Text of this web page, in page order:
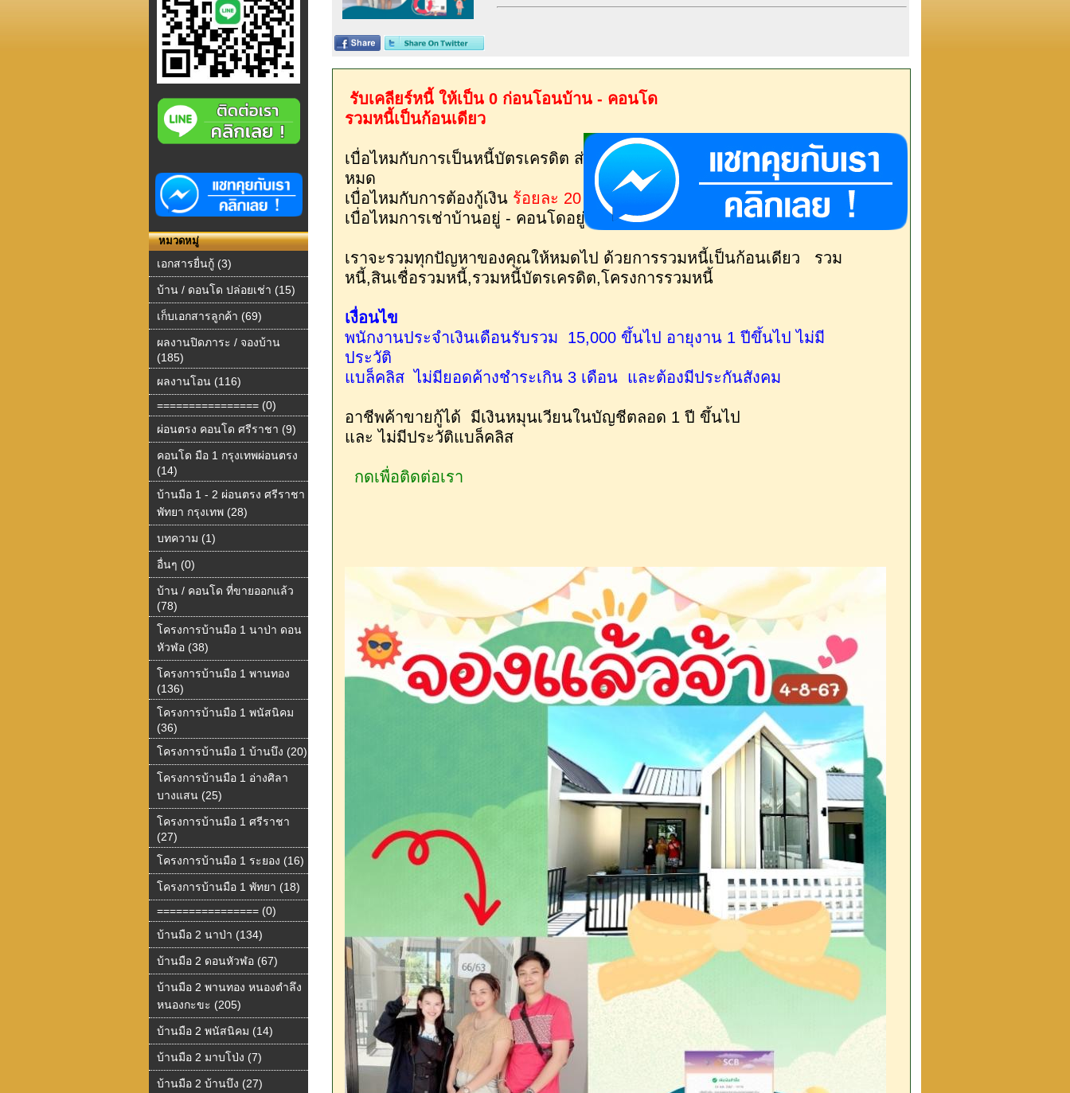
หมวดหมู่
เอกสารยื่นกู้ (3)
บ้าน / ดอนโด ปล่อยเช่า (15)
เก็บเอกสารลูกค้า (69)
ผลงานปิดภาระ / จองบ้าน
(185)
ผลงานโอน (116)
================ (0)
ผ่อนตรง คอนโด ศรีราชา (9)
คอนโด มือ 1 กรุงเทพผ่อนตรง
(14)
บ้านมือ 1 - 2 ผ่อนตรง ศรีราชา
พัทยา กรุงเทพ (28)
บทความ (1)
อื่นๆ (0)
บ้าน / คอนโด ที่ขายออกแล้ว
(78)
โครงการบ้านมือ 1 นาป่า ดอน
หัวฬอ (38)
โครงการบ้านมือ 1 พานทอง
(136)
โครงการบ้านมือ 1 พนัสนิคม
(36)
โครงการบ้านมือ 1 บ้านบึง (20)
โครงการบ้านมือ 1 อ่างศิลา
บางแสน (25)
โครงการบ้านมือ 1 ศรีราชา
(27)
โครงการบ้านมือ 1 ระยอง (16)
โครงการบ้านมือ 1 พัทยา (18)
================ (0)
บ้านมือ 2 นาป่า (134)
บ้านมือ 2 ดอนหัวฬอ (67)
บ้านมือ 2 พานทอง หนองตำลึง
หนองกะขะ (205)
บ้านมือ 2 พนัสนิคม (14)
บ้านมือ 2 มาบโป่ง (7)
บ้านมือ 2 บ้านบึง (27)
รับเคลียร์หนี้ ให้เป็น 0 ก่อนโอนบ้าน - คอนโด
รวมหนี้เป็นก้อนเดียว
เบื่อไหมกับการเป็นหนี้บัตรเครดิต ส่งแต่ยอดขั้นต่ำ มาตลอด ส่งเท่าไหร่ก็ไม่
หมด
เบื่อไหมกับการต้องกู้เงิน ร้อยละ 20
ที่เงินต้นนิดเดียวและดอกแพงมาก
เบื่อไหมการเช่าบ้านอยู่ - คอนโดอยู่
เจอค่าน้ำ ค่าไฟที่แพงมาก
เราจะรวมทุกปัญหาของคุณให้หมดไป ด้วยการรวมหนี้เป็นก้อนเดียว รวม
หนี้,สินเชื่อรวมหนี้,รวมหนี้บัตรเครดิต,โครงการรวมหนี้
เงื่อนไข
พนักงานประจำเงินเดือนรับรวม 15,000 ขึ้นไป อายุงาน 1 ปีขึ้นไป ไม่มี
ประวัติ
แบล็คลิส ไม่มียอดค้างชำระเกิน 3 เดือน และต้องมีประกันสังคม
อาชีพค้าขายกู้ได้ มีเงินหมุนเวียนในบัญชีตลอด 1 ปี ขึ้นไป
และ ไม่มีประวัติแบล็คลิส
กดเพื่อติดต่อเรา